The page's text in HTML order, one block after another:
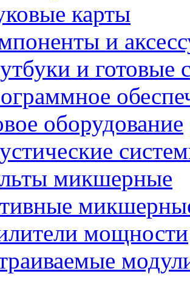
карты
и
и готовые
оборудование
микшерные
мощности